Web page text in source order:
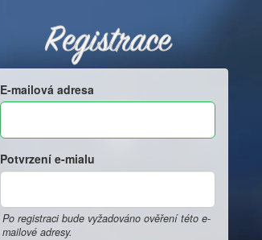
Registrace
E-mailová adresa
Potvrzení e-mialu
Po registraci bude vyžadováno ověření této e-
mailové adresy.